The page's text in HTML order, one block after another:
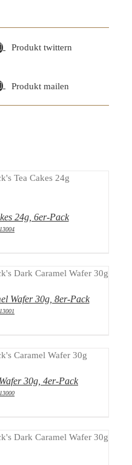
Produkt twittern
Produkt mailen
24g, 6er-Pack
Wafer 30g, 8er-Pack
30g, 4er-Pack